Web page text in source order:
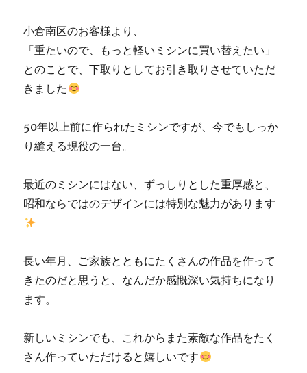
小倉南区のお客様より、
「重たいので、もっと軽いミシンに買い替えたい」
とのことで、下取りとしてお引き取りさせていただ
きました
50年以上前に作られたミシンですが、今でもしっか
り縫える現役の一台。
最近のミシンにはない、ずっしりとした重厚感と、
昭和ならではのデザインには特別な魅力があります
長い年月、ご家族とともにたくさんの作品を作って
きたのだと思うと、なんだか感慨深い気持ちになり
ます。
新しいミシンでも、これからまた素敵な作品をたく
さん作っていただけると嬉しいです